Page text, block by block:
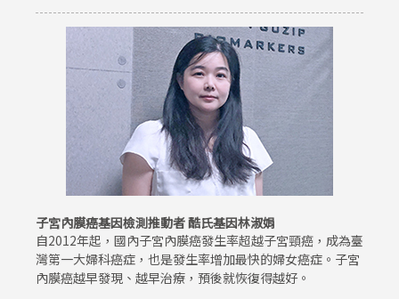
子宮內膜癌基因檢測推動者 酷氏基因林淑娟
自2012年起，國內子宮內膜癌發生率超越子宮頸癌，成為臺
灣第一大婦科癌症，也是發生率增加最快的婦女癌症。子宮
內膜癌越早發現、越早治療，預後就恢復得越好。